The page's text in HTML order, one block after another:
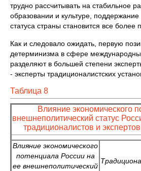
трудно рассчитывать на стабильное
образовании и культуре,
статуса страны становится все более
Как и следовало ожидать, первую
детерминизма в сфере
разделяют в большей степени
- эксперты традиционалистских
Таблица 8
Влияние экономического
внешнеполитический статус
традиционалистов и
Влияние экономического
потенциала России на
ее внешнеполитический